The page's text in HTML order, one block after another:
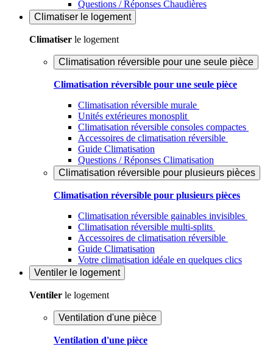
Questions / Réponses Chaudières
Climatiser le logement
Climatiser le logement
Climatisation réversible pour une seule pièce
Climatisation réversible pour une seule pièce
Climatisation réversible murale
Unités extérieures monosplit
Climatisation réversible consoles compactes
Accessoires de climatisation réversible
Guide Climatisation
Questions / Réponses Climatisation
Climatisation réversible pour plusieurs pièces
Climatisation réversible pour plusieurs pièces
Climatisation réversible gainables invisibles
Climatisation réversible multi-splits
Accessoires de climatisation réversible
Guide Climatisation
Votre climatisation idéale en quelques clics
Ventiler le logement
Ventiler le logement
Ventilation d'une pièce
Ventilation d'une pièce